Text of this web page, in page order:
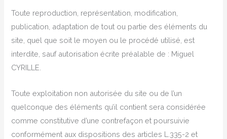
Toute reproduction, représentation, modification,
publication, adaptation de tout ou partie des éléments du
site, quel que soit le moyen ou le procédé utilisé, est
interdite, sauf autorisation écrite préalable de : Miguel
CYRILLE.
Toute exploitation non autorisée du site ou de l’un
quelconque des éléments qu’il contient sera considérée
comme constitutive d’une contrefaçon et poursuivie
conformément aux dispositions des articles L.335-2 et